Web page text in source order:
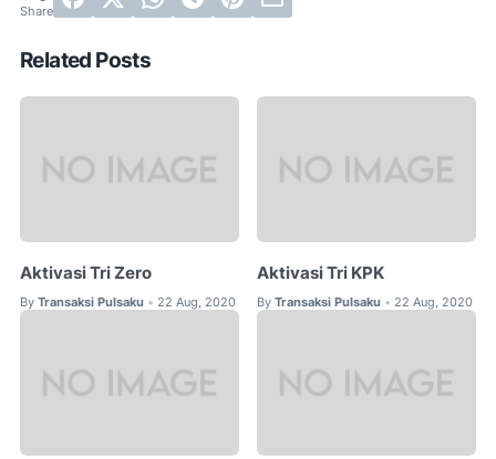
Related Posts
Aktivasi Tri Zero
By Transaksi Pulsaku • 22 Aug, 2020
Aktivasi Tri KPK
By Transaksi Pulsaku • 22 Aug, 2020